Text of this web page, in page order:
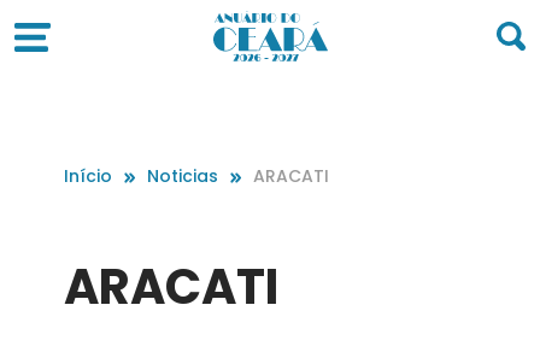
Início Noticias ARACATI
ARACATI